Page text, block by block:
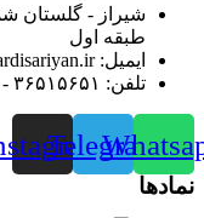
شیراز - گلستان
طبقه اول
ایمیل: info@irsapardisariyan.ir
تلفن: ۳۶۵۱۵۶۵۱ - ۰۷۱
Telegram
نمادها